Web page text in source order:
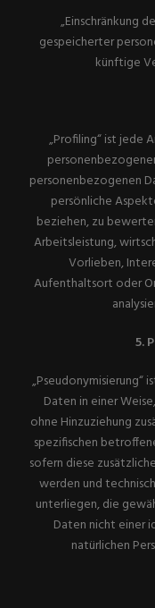
„Einschränkung
gespeicherter
künftige
„Profiling“ ist jede
personenbezogenen
persönliche
beziehen, zu
Arbeitsleistung,
Vorlieben,
Aufenthaltsort oder
5.
Daten in einer
ohne Hinzuziehung
spezifischen
sofern diese
werden und
unterliegen, die
Daten nicht einer
natürlichen